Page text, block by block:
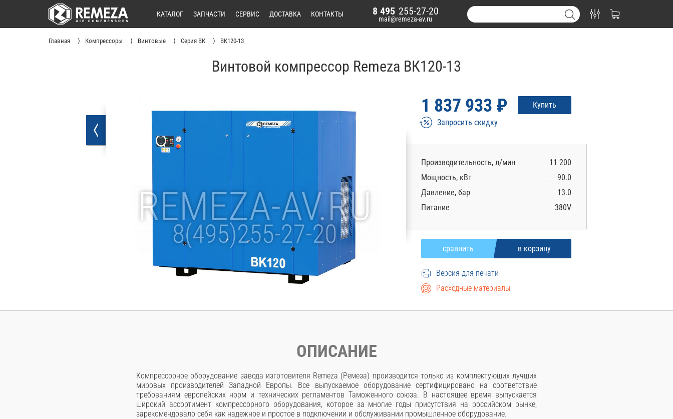
КАТАЛОГ ЗАПЧАСТИ СЕРВИС ДОСТАВКА КОНТАКТЫ 8 495 255-27-20
mail@remeza-av.ru
Главная Компрессоры Винтовые Серия ВК ВК120-13
Винтовой компрессор Remeza ВК120-13
1 837 933 ₽
Купить
Запросить скидку
Производительность, л/мин
11 200
Мощность, кВт
90.0
Давление, бар
13.0
Питание
380V
Версия для печати
Расходные материалы
ОПИСАНИЕ
Компрессорное оборудование завода изготовителя Remeza (Ремеза) производится только из комплектующих лучших
мировых производителей Западной Европы. Все выпускаемое оборудование сертифицировано на соответствие
требованиям европейских норм и технических регламентов Таможенного союза. В настоящее время выпускается
широкий ассортимент компрессорного оборудования, которое за многие годы присутствия на российском рынке,
зарекомендовало себя как надежное и простое в подключении и обслуживании промышленное оборудование.